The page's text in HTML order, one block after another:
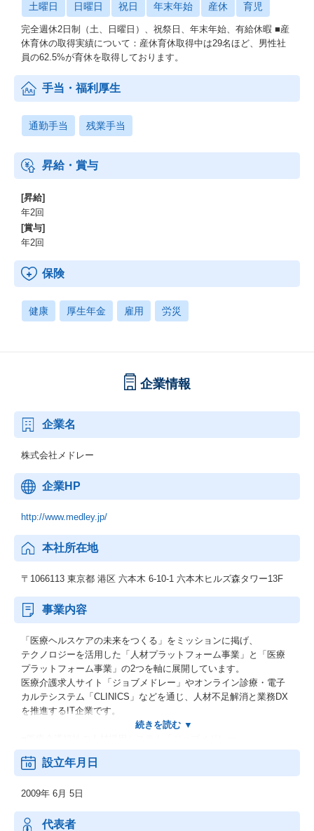
土曜日 日曜日 祝日 年末年始 産休 育児
完全週休2日制（土、日曜日）、祝祭日、年末年始、有給休暇 ■産
休育休の取得実績について：産休育休取得中は29名ほど、男性社
員の62.5%が育休を取得しております。
手当・福利厚生
通勤手当 残業手当
昇給・賞与
[昇給]
年2回
[賞与]
年2回
保険
健康 厚生年金 雇用 労災
企業情報
企業名
株式会社メドレー
企業HP
http://www.medley.jp/
本社所在地
〒1066113 東京都 港区 六本木 6-10-1 六本木ヒルズ森タワー13F
事業内容
「医療ヘルスケアの未来をつくる」をミッションに掲げ、
テクノロジーを活用した「人材プラットフォーム事業」と「医療
プラットフォーム事業」の2つを軸に展開しています。
医療介護求人サイト「ジョブメドレー」やオンライン診療・電子
カルテシステム「CLINICS」などを通じ、人材不足解消と業務DX
を推進するIT企業です。
■クラウド診療支援システム「CLINICS」
■オンライン医療事典「MEDLEY」
■患者とつながる調剤薬局窓口支援システム「Pharms」
設立年月日
2009年 6月 5日
代表者